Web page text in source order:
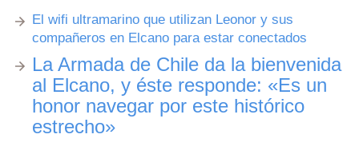
El wifi ultramarino que utilizan Leonor y sus
compañeros en Elcano para estar conectados
La Armada de Chile da la bienvenida
al Elcano, y éste responde: «Es un
honor navegar por este histórico
estrecho»